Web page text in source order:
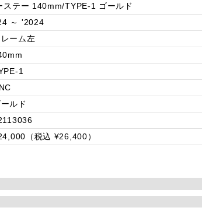
ステー 140mm/TYPE-1 ゴールド
～ '2024
ーム左
1
ルド
（税込 ¥26,400）